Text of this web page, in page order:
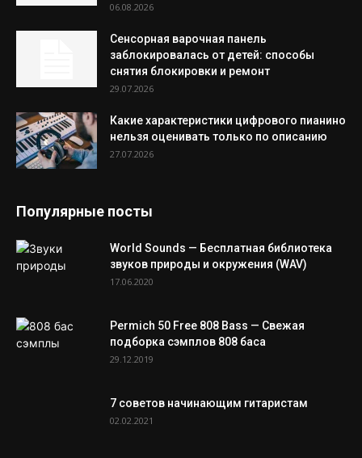
06.08.2026
Сенсорная варочная панель
заблокировалась от детей: способы
снятия блокировки и ремонт
29.07.2026
Какие характеристики цифрового пианино
нельзя оценивать только по описанию
27.07.2026
Популярные посты
World Sounds — Бесплатная библиотека
звуков природы и окружения (WAV)
17.06.2020
Permich 50 Free 808 Bass — Свежая
подборка сэмплов 808 баса
29.12.2019
7 советов начинающим гитаристам
02.02.2021